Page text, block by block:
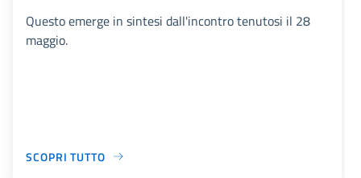
Questo emerge in sintesi dall'incontro tenutosi il 28
maggio.
SCOPRI TUTTO